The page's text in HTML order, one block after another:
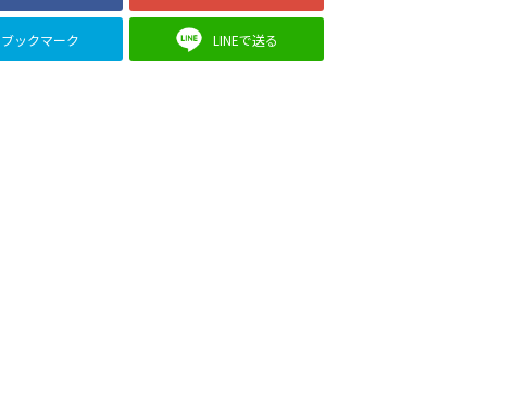
ブックマーク LINEで送る